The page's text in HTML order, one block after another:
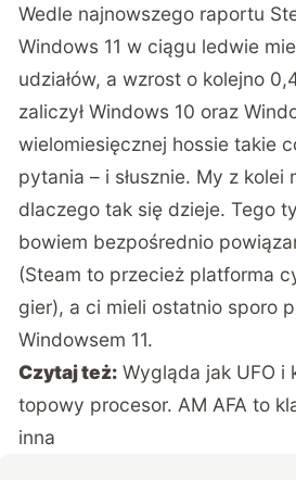
Wedle najnowszego raportu
Windows 11 w ciągu ledwie
udziałów, a wzrost o kolejno
zaliczył Windows 10 oraz
wielomiesięcznej hossie takie
pytania – i słusznie. My z kolei
dlaczego tak się dzieje. Tego
bowiem bezpośrednio
(Steam to przecież platforma
gier), a ci mieli ostatnio sporo
Windowsem 11.
Czytaj też: Wygląda jak UFO i
topowy procesor. AM AFA to
inna